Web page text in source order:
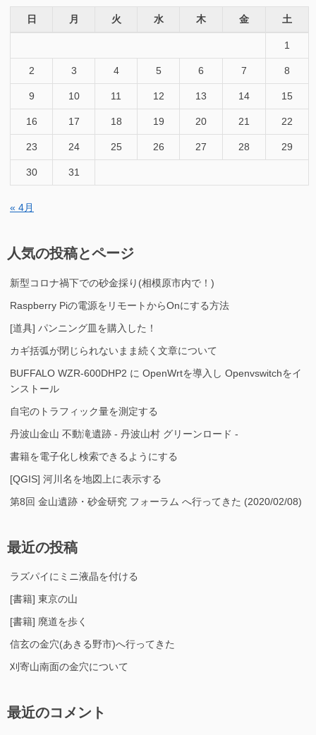
日 月 火 水 木 金 土
1
2 3 4 5 6 7 8
9 10 11 12 13 14 15
16 17 18 19 20 21 22
23 24 25 26 27 28 29
30 31
« 4月
人気の投稿とページ
新型コロナ禍下での砂金採り(相模原市内で！)
Raspberry Piの電源をリモートからOnにする方法
[道具] パンニング皿を購入した！
カギ括弧が閉じられないまま続く文章について
BUFFALO WZR-600DHP2 に OpenWrtを導入し Openvswitchをイ
ンストール
自宅のトラフィック量を測定する
丹波山金山 不動滝遺跡 - 丹波山村 グリーンロード -
書籍を電子化し検索できるようにする
[QGIS] 河川名を地図上に表示する
第8回 金山遺跡・砂金研究 フォーラム へ行ってきた (2020/02/08)
最近の投稿
ラズパイにミニ液晶を付ける
[書籍] 東京の山
[書籍] 廃道を歩く
信玄の金穴(あきる野市)へ行ってきた
刈寄山南面の金穴について
最近のコメント